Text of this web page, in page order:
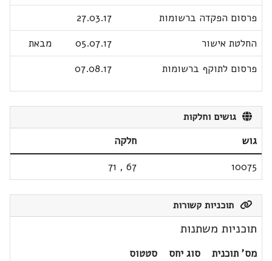
פרסום הפקדה ברשומות
27.03.17
החלטת אישור
05.07.17
מבאת
פרסום לתוקף ברשומות
07.08.17
גושים וחלקות
גוש
חלקה
10075
67
,
71
תוכניות קשורות
תוכניות משתנות
מס' תוכנית סוג יחס
סטטוס